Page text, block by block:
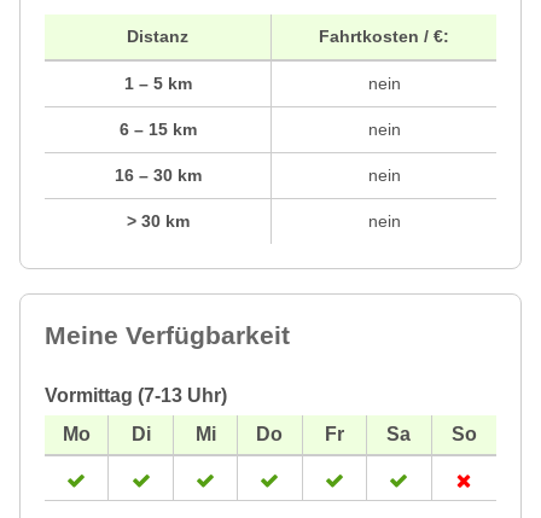
Distanz
1 – 5 km
6 – 15 km
16 – 30 km
> 30 km
Fahrtkosten / €:
nein
nein
nein
nein
Meine Verfügbarkeit
Vormittag (7-13 Uhr)